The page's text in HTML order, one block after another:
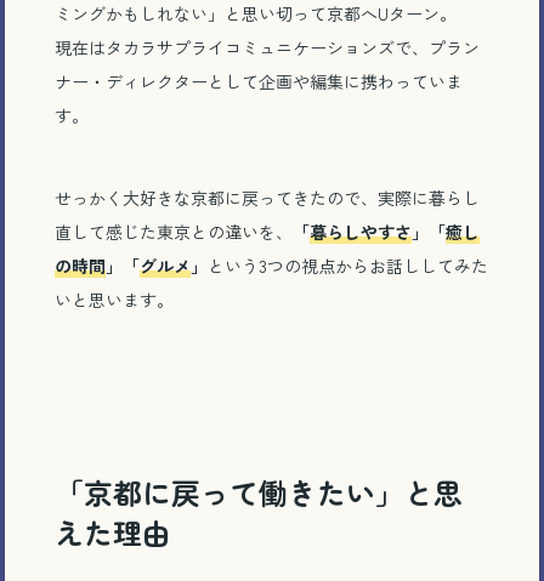
ミングかもしれない」と思い切って京都へUターン。
現在はタカラサプライコミュニケーションズで、プラン
ナー・ディレクターとして企画や編集に携わっていま
す。
せっかく大好きな京都に戻ってきたので、実際に暮らし
直して感じた東京との違いを、
「暮らしやすさ」「癒し
の時間」「グルメ」 という3つの視点からお話ししてみた
いと思います。
「京都に戻って働きたい」と思
えた理由